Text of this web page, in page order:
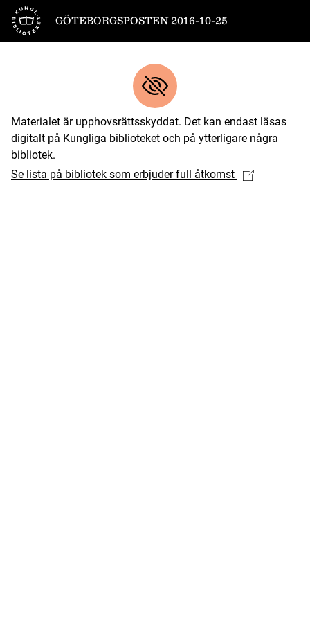
Till startsidan
GÖTEBORGSPOSTEN 2016-10-25
Materialet är upphovsrättsskyddat. Det kan endast läsas
digitalt på Kungliga biblioteket och på ytterligare några
bibliotek.
Se lista på bibliotek som erbjuder full åtkomst